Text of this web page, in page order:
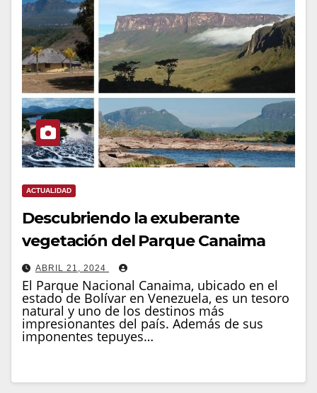
ACTUALIDAD
Descubriendo la exuberante
vegetación del Parque Canaima
ABRIL 21, 2024
El Parque Nacional Canaima, ubicado en el
estado de Bolívar en Venezuela, es un tesoro
natural y uno de los destinos más
impresionantes del país. Además de sus
imponentes tepuyes…